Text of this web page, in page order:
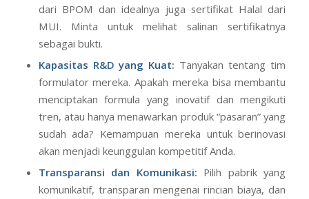
dari BPOM dan idealnya juga sertifikat Halal dari
MUI. Minta untuk melihat salinan sertifikatnya
sebagai bukti.
Kapasitas R&D yang Kuat: Tanyakan tentang tim
formulator mereka. Apakah mereka bisa membantu
menciptakan formula yang inovatif dan mengikuti
tren, atau hanya menawarkan produk “pasaran” yang
sudah ada? Kemampuan mereka untuk berinovasi
akan menjadi keunggulan kompetitif Anda.
Transparansi dan Komunikasi: Pilih pabrik yang
komunikatif, transparan mengenai rincian biaya, dan